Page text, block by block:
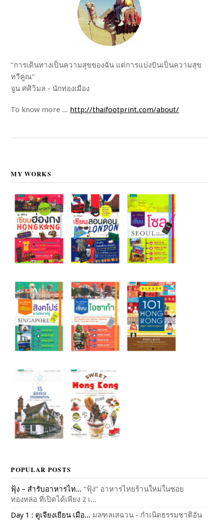
"การเดินทางเป็นความสุขของฉัน แต่การแบ่งปันเป็นความสุข
ทวีคูณ"
จูน ศศิวิมล - นักท่องเมือง
To know more ... http://thaifootprint.com/about/
MY WORKS
POPULAR POSTS
ฟุ้ง – สำรับอาหารไท... “ฟุ้ง” อาหารไทยร้านใหม่ในซอย
ทองหล่อ ที่เปิดได้เพียง 2 เ...
Day 1 : ตูเจียงเยียน เมือ... มลฑลเสฉวน - กำเนิดธรรมชาติอัน